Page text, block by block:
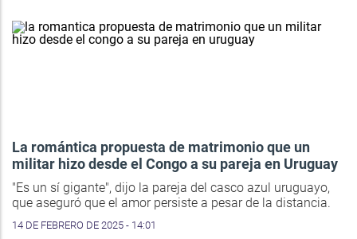
La romántica propuesta de matrimonio que un
militar hizo desde el Congo a su pareja en Uruguay
"Es un sí gigante", dijo la pareja del casco azul uruguayo,
que aseguró que el amor persiste a pesar de la distancia.
14 DE FEBRERO DE 2025 - 14:01